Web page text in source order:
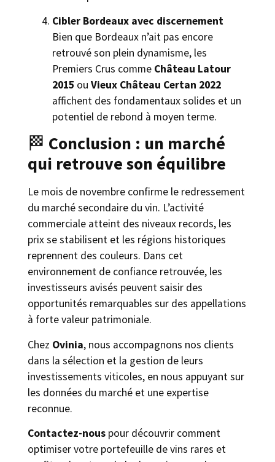
Cibler Bordeaux avec discernement
Bien que Bordeaux n’ait pas encore
retrouvé son plein dynamisme, les
Premiers Crus comme Château Latour
2015 ou Vieux Château Certan 2022
affichent des fondamentaux solides et un
potentiel de rebond à moyen terme.
🏁 Conclusion : un marché
qui retrouve son équilibre
Le mois de novembre confirme le redressement
du marché secondaire du vin. L’activité
commerciale atteint des niveaux records, les
prix se stabilisent et les régions historiques
reprennent des couleurs. Dans cet
environnement de confiance retrouvée, les
investisseurs avisés peuvent saisir des
opportunités remarquables sur des appellations
à forte valeur patrimoniale.
Chez Ovinia, nous accompagnons nos clients
dans la sélection et la gestion de leurs
investissements viticoles, en nous appuyant sur
les données du marché et une expertise
reconnue.
Contactez-nous pour découvrir comment
optimiser votre portefeuille de vins rares et